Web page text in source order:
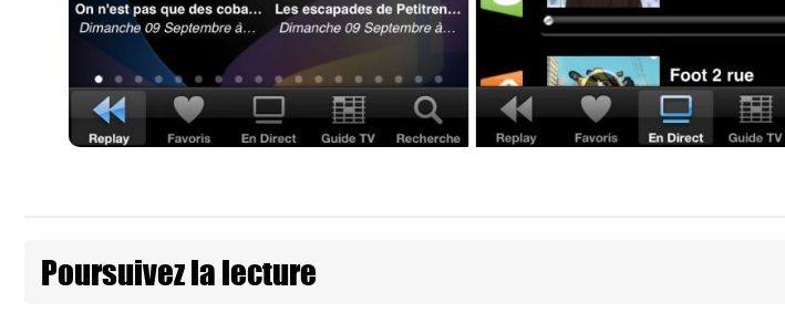
Poursuivez la lecture